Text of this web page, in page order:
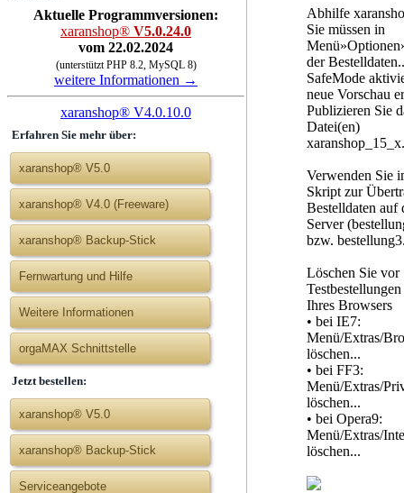
Aktuelle Programmversionen:
xaranshop® V5.0.24.0
vom 22.02.2024
(unterstützt PHP 8.2, MySQL 8)
weitere Informationen →
xaranshop® V4.0.10.0
Erfahren Sie mehr über:
xaranshop® V5.0
xaranshop® V4.0 (Freeware)
xaranshop® Backup-Stick
Fernwartung und Hilfe
Weitere Informationen
orgaMAX Schnittstelle
Jetzt bestellen:
xaranshop® V5.0
xaranshop® Backup-Stick
Serviceangebote
Abhilfe
Sie müssen in
der
SafeMode
neue Vorschau
Publizieren Sie
Datei(en)
Verwenden Sie
Skript zur
Bestelldaten auf
Server
bzw.
Löschen Sie vor
Ihres Browsers
• bei IE7:
Menü/Extras/
löschen...
• bei FF3:
Menü/Extras/
löschen...
• bei Opera9:
Menü/Extras/
löschen...